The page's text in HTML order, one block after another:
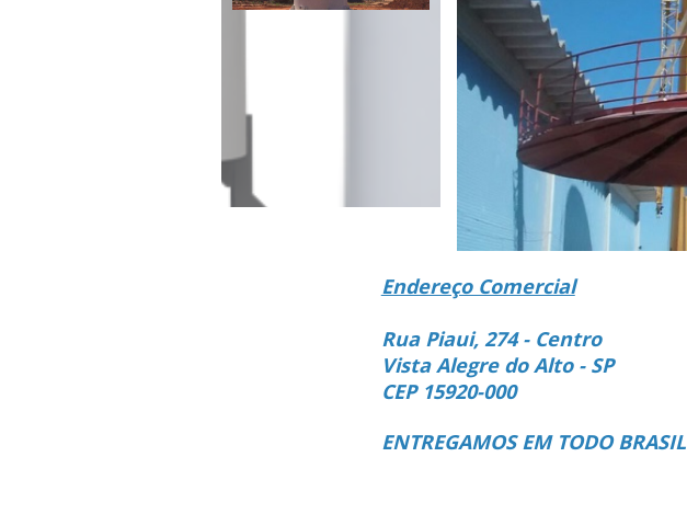
Endereço Comercial
Rua Piaui, 274 - Centro
Vista Alegre do Alto - SP
CEP 15920-000
ENTREGAMOS EM TODO BRASIL